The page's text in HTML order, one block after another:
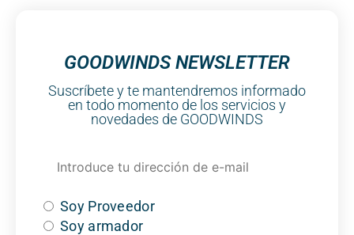
GOODWINDS NEWSLETTER
Suscríbete y te mantendremos informado
en todo momento de los servicios y
novedades de GOODWINDS
Soy Proveedor
Soy armador